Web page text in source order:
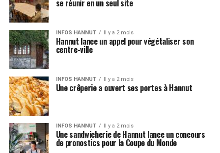
se réunir en un seul site
INFOS HANNUT Il y a 2 mois
Hannut lance un appel pour végétaliser son
centre-ville
INFOS HANNUT Il y a 2 mois
Une crêperie a ouvert ses portes à Hannut
INFOS HANNUT Il y a 2 mois
Une sandwicherie de Hannut lance un concours
de pronostics pour la Coupe du Monde